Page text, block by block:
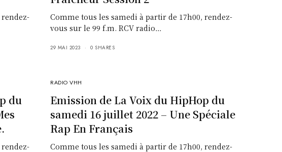
Comme tous les samedi à partir de 17h00, rendez-
vous sur le 99 f.m. RCV radio…
29 MAI 2023 0 SHARES
du
RADIO VHH
Emission de La Voix du HipHop du
samedi 16 juillet 2022 – Une Spéciale
Rap En Français
Comme tous les samedi à partir de 17h00, rendez-